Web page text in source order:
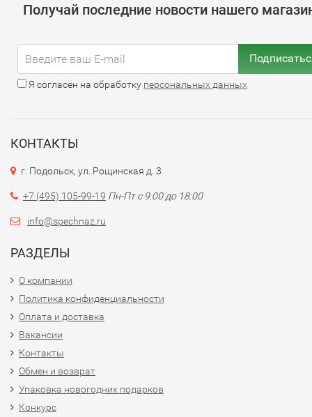
Получай последние новости нашего
Я согласен на обработку персональных данных
КОНТАКТЫ
г. Подольск, ул. Рощинская д. 3
+7 (495) 105-99-19 Пн-Пт с 9:00 до 18:00
info@spechnaz.ru
РАЗДЕЛЫ
О компании
Политика конфиденциальности
Оплата и доставка
Вакансии
Контакты
Обмен и возврат
Упаковка новогодних подарков
Конкурс